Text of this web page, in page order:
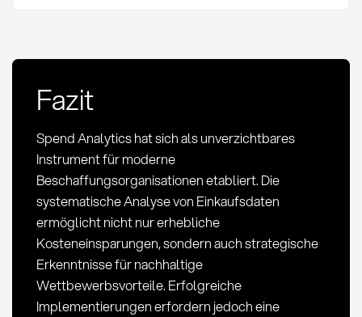
Fazit
Spend Analytics hat sich als unverzichtbares
Instrument für moderne
Beschaffungsorganisationen etabliert. Die
systematische Analyse von Einkaufsdaten
ermöglicht nicht nur erhebliche
Kosteneinsparungen, sondern auch strategische
Erkenntnisse für nachhaltige
Wettbewerbsvorteile. Erfolgreiche
Implementierungen erfordern jedoch eine